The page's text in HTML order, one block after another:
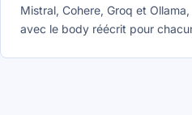
Mistral, Cohere, Groq et Ollama,
avec le body réécrit pour